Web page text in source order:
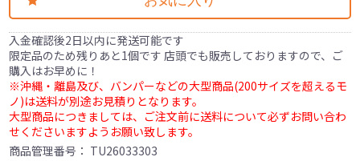
入金確認後2日以内に発送可能です
限定品のため残りあと1個です 店頭でも販売しておりますので、ご
購入はお早めに！
※沖縄・離島及び、バンパーなどの大型商品(200サイズを超えるモ
ノ)は送料が別途お見積りとなります。
大型商品につきましては、ご注文前に送料について必ずお問い合わ
せくださいますようお願い致します。
商品管理番号： TU26033303